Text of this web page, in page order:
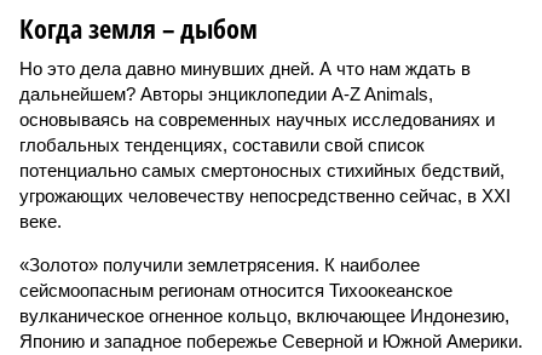
Когда земля – дыбом
Но это дела давно минувших дней. А что нам ждать в
дальнейшем? Авторы энциклопедии A-Z Animals,
основываясь на современных научных исследованиях и
глобальных тенденциях, составили свой список
потенциально самых смертоносных стихийных бедствий,
угрожающих человечеству непосредственно сейчас, в XXI
веке.
«Золото» получили землетрясения. К наиболее
сейсмоопасным регионам относится Тихоокеанское
вулканическое огненное кольцо, включающее Индонезию,
Японию и западное побережье Северной и Южной Америки.